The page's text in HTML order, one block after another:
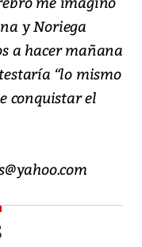
y Noriega
a hacer mañana
“lo mismo
conquistar el